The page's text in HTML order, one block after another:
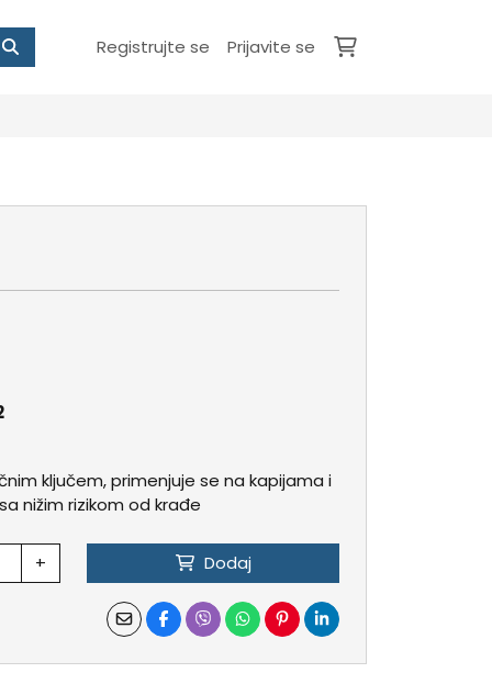
Registrujte se Prijavite se
ključem, primenjuje se na kapijama i
nižim rizikom od krađe
+ Dodaj